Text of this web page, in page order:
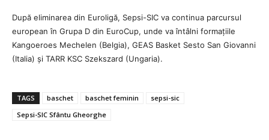
După eliminarea din Euroligă, Sepsi-SIC va continua parcursul
european în Grupa D din EuroCup, unde va întâlni formațiile
Kangoeroes Mechelen (Belgia), GEAS Basket Sesto San Giovanni
(Italia) și TARR KSC Szekszard (Ungaria).
TAGS baschet baschet feminin
sepsi-sic
Sepsi-SIC Sfântu Gheorghe